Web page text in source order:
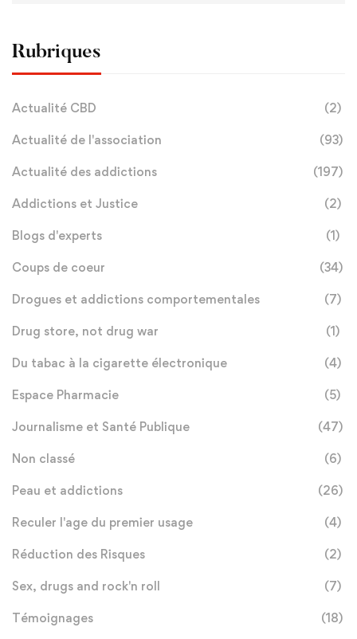
Rubriques
Actualité CBD (2)
Actualité de l'association (93)
Actualité des addictions (197)
Addictions et Justice (2)
Blogs d'experts (1)
Coups de coeur (34)
Drogues et addictions comportementales (7)
Drug store, not drug war (1)
Du tabac à la cigarette électronique (4)
Espace Pharmacie (5)
Journalisme et Santé Publique (47)
Non classé (6)
Peau et addictions (26)
Reculer l'age du premier usage (4)
Réduction des Risques (2)
Sex, drugs and rock'n roll (7)
Témoignages (18)